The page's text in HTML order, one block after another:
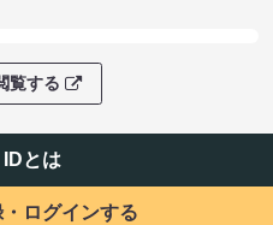
覧する
IDとは
ログインする